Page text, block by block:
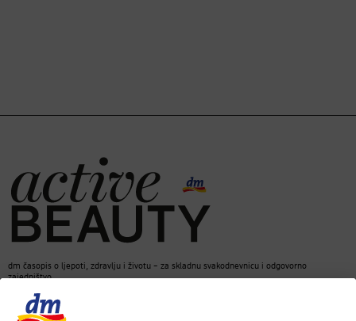
dm časopis o ljepoti, zdravlju i životu – za skladnu svakodnevnicu i odgovorno
zajedništvo.